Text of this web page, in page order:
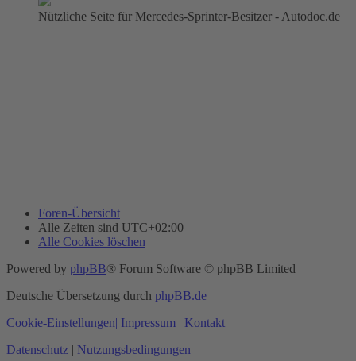
Nützliche Seite für Mercedes-Sprinter-Besitzer - Autodoc.de
Foren-Übersicht
Alle Zeiten sind UTC+02:00
Alle Cookies löschen
Powered by phpBB® Forum Software © phpBB Limited
Deutsche Übersetzung durch phpBB.de
Cookie-Einstellungen| Impressum | Kontakt
Datenschutz | Nutzungsbedingungen